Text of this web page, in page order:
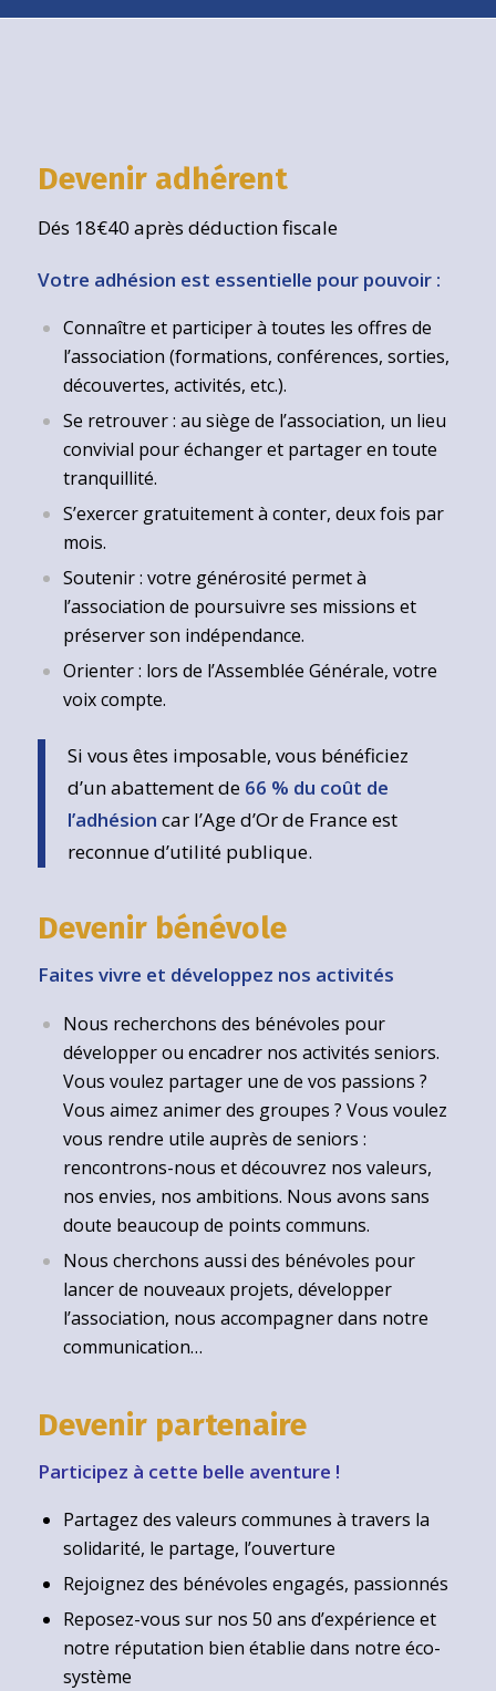
Devenir adhérent
Dés 18€40 après déduction fiscale
Votre adhésion est essentielle pour pouvoir :
Connaître et participer à toutes les offres de
l’association (formations, conférences, sorties,
découvertes, activités, etc.).
Se retrouver : au siège de l’association, un lieu
convivial pour échanger et partager en toute
tranquillité.
S’exercer gratuitement à conter, deux fois par
mois.
Soutenir : votre générosité permet à
l’association de poursuivre ses missions et
préserver son indépendance.
Orienter : lors de l’Assemblée Générale, votre
voix compte.
Si vous êtes imposable, vous bénéficiez
d’un abattement de 66 % du coût de
l’adhésion car l’Age d’Or de France est
reconnue d’utilité publique.
Devenir bénévole
Faites vivre et développez nos activités
Nous recherchons des bénévoles pour
développer ou encadrer nos activités seniors.
Vous voulez partager une de vos passions ?
Vous aimez animer des groupes ? Vous voulez
vous rendre utile auprès de seniors :
rencontrons-nous et découvrez nos valeurs,
nos envies, nos ambitions. Nous avons sans
doute beaucoup de points communs.
Nous cherchons aussi des bénévoles pour
lancer de nouveaux projets, développer
l’association, nous accompagner dans notre
communication…
Devenir partenaire
Participez à cette belle aventure !
Partagez des valeurs communes à travers la
solidarité, le partage, l’ouverture
Rejoignez des bénévoles engagés, passionnés
Reposez-vous sur nos 50 ans d’expérience et
notre réputation bien établie dans notre éco-
système